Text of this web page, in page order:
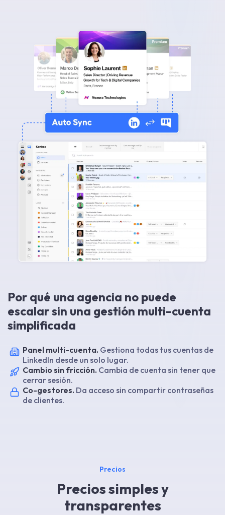
Por qué una agencia no puede
escalar sin una gestión multi-cuenta
simplificada
Panel multi-cuenta. Gestiona todas tus cuentas de
LinkedIn desde un solo lugar.
Cambio sin fricción. Cambia de cuenta sin tener que
cerrar sesión.
Co-gestores. Da acceso sin compartir contraseñas
de clientes.
Precios
Precios simples y
transparentes